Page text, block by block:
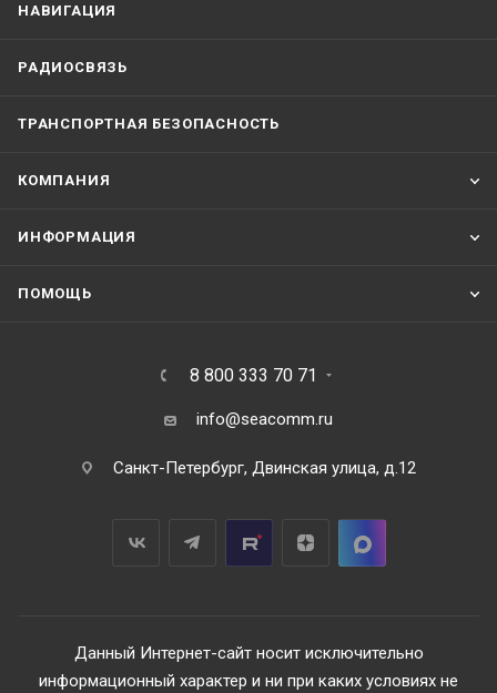
НАВИГАЦИЯ
РАДИОСВЯЗЬ
ТРАНСПОРТНАЯ БЕЗОПАСНОСТЬ
КОМПАНИЯ
ИНФОРМАЦИЯ
ПОМОЩЬ
8 800 333 70 71
info@seacomm.ru
Санкт-Петербург, Двинская улица, д.12
Данный Интернет-сайт носит исключительно
информационный характер и ни при каких условиях не